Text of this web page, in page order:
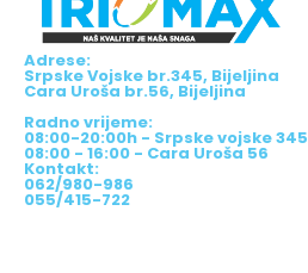
Adrese:
Srpske Vojske br.345, Bijeljina
Cara Uroša br.56, Bijeljina
Radno vrijeme:
08:00-20:00h - Srpske vojske 345
08:00 - 16:00 - Cara Uroša 56
Kontakt:
062/980-986
055/415-722